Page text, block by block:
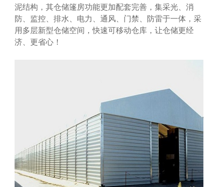
泥结构，其仓储篷房功能更加配套完善，集采光、消
防、监控、排水、电力、通风、门禁、防雷于一体，采
用多层新型仓储空间，快速可移动仓库，让仓储更经
济、更省心！